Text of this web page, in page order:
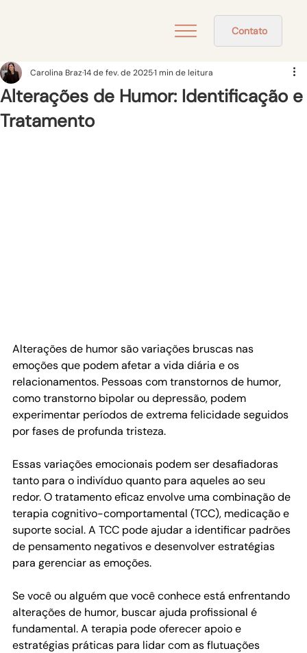
Contato
Alterações de Humor: Identificação e
Tratamento
Carolina Braz14 de fev. de 20251 min de leitura
Alterações de humor são variações bruscas nas
emoções que podem afetar a vida diária e os
relacionamentos. Pessoas com transtornos de humor,
como transtorno bipolar ou depressão, podem
experimentar períodos de extrema felicidade seguidos
por fases de profunda tristeza.
Essas variações emocionais podem ser desafiadoras
tanto para o indivíduo quanto para aqueles ao seu
redor. O tratamento eficaz envolve uma combinação de
terapia cognitivo-comportamental (TCC), medicação e
suporte social. A TCC pode ajudar a identificar padrões
de pensamento negativos e desenvolver estratégias
para gerenciar as emoções.
Se você ou alguém que você conhece está enfrentando
alterações de humor, buscar ajuda profissional é
fundamental. A terapia pode oferecer apoio e
estratégias práticas para lidar com as flutuações